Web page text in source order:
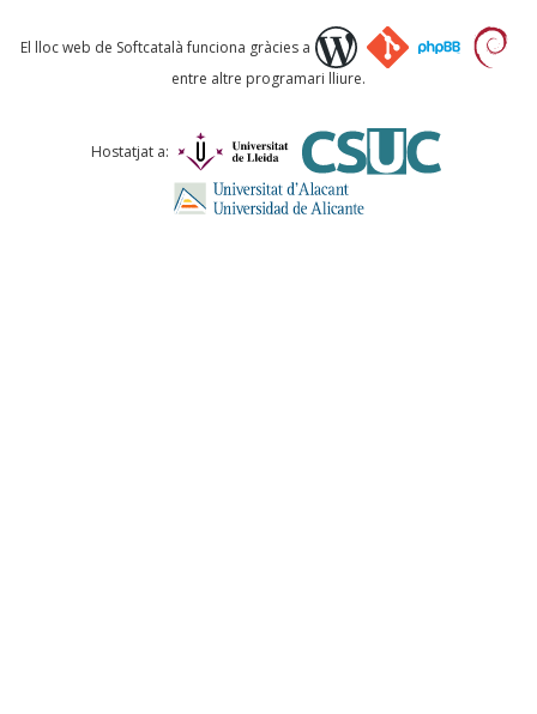
Què proposeu?
Comentari *
El lloc web de Softcatalà funciona gràcies a
entre altre programari lliure.
Hostatjat a: